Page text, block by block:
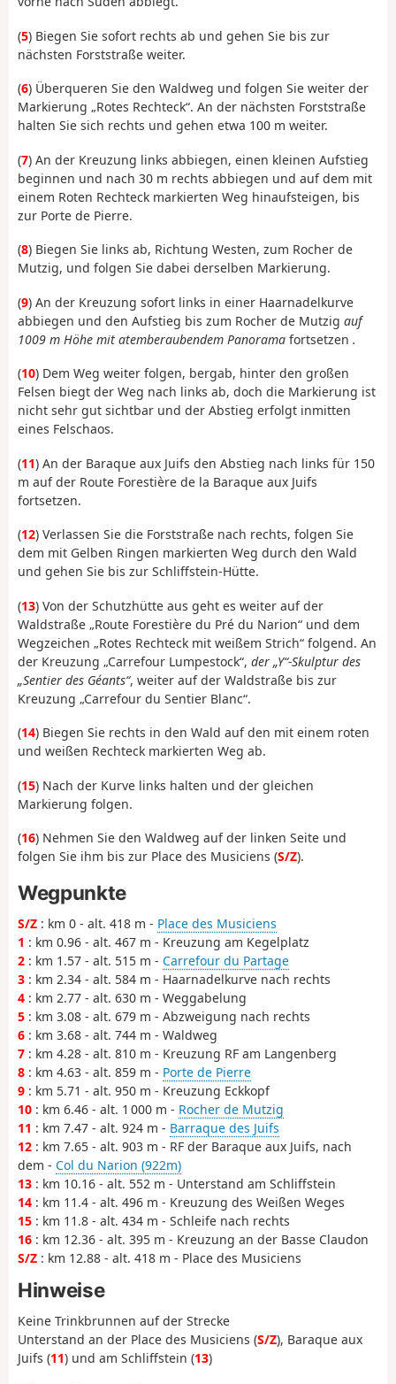
(5) Biegen Sie sofort rechts ab und gehen Sie bis zur
nächsten Forststraße weiter.
(6) Überqueren Sie den Waldweg und folgen Sie weiter der
Markierung „Rotes Rechteck“. An der nächsten Forststraße
halten Sie sich rechts und gehen etwa 100 m weiter.
(7) An der Kreuzung links abbiegen, einen kleinen Aufstieg
beginnen und nach 30 m rechts abbiegen und auf dem mit
einem Roten Rechteck markierten Weg hinaufsteigen, bis
zur Porte de Pierre.
(8) Biegen Sie links ab, Richtung Westen, zum Rocher de
Mutzig, und folgen Sie dabei derselben Markierung.
(9) An der Kreuzung sofort links in einer Haarnadelkurve
abbiegen und den Aufstieg bis zum Rocher de Mutzig auf
1009 m Höhe mit atemberaubendem Panorama fortsetzen .
(10) Dem Weg weiter folgen, bergab, hinter den großen
Felsen biegt der Weg nach links ab, doch die Markierung ist
nicht sehr gut sichtbar und der Abstieg erfolgt inmitten
eines Felschaos.
(11) An der Baraque aux Juifs den Abstieg nach links für 150
m auf der Route Forestière de la Baraque aux Juifs
fortsetzen.
(12) Verlassen Sie die Forststraße nach rechts, folgen Sie
dem mit Gelben Ringen markierten Weg durch den Wald
und gehen Sie bis zur Schliffstein-Hütte.
(13) Von der Schutzhütte aus geht es weiter auf der
Waldstraße „Route Forestière du Pré du Narion“ und dem
Wegzeichen „Rotes Rechteck mit weißem Strich“ folgend. An
der Kreuzung „Carrefour Lumpestock“, der „Y“-Skulptur des
„Sentier des Géants“, weiter auf der Waldstraße bis zur
Kreuzung „Carrefour du Sentier Blanc“.
(14) Biegen Sie rechts in den Wald auf den mit einem roten
und weißen Rechteck markierten Weg ab.
(15) Nach der Kurve links halten und der gleichen
Markierung folgen.
(16) Nehmen Sie den Waldweg auf der linken Seite und
folgen Sie ihm bis zur Place des Musiciens (S/Z).
Wegpunkte
S/Z : km 0 - alt. 418 m - Place des Musiciens
1 : km 0.96 - alt. 467 m - Kreuzung am Kegelplatz
2 : km 1.57 - alt. 515 m - Carrefour du Partage
3 : km 2.34 - alt. 584 m - Haarnadelkurve nach rechts
4 : km 2.77 - alt. 630 m - Weggabelung
5 : km 3.08 - alt. 679 m - Abzweigung nach rechts
6 : km 3.68 - alt. 744 m - Waldweg
7 : km 4.28 - alt. 810 m - Kreuzung RF am Langenberg
8 : km 4.63 - alt. 859 m - Porte de Pierre
9 : km 5.71 - alt. 950 m - Kreuzung Eckkopf
10 : km 6.46 - alt. 1 000 m - Rocher de Mutzig
11 : km 7.47 - alt. 924 m - Barraque des Juifs
12 : km 7.65 - alt. 903 m - RF der Baraque aux Juifs, nach
dem - Col du Narion (922m)
13 : km 10.16 - alt. 552 m - Unterstand am Schliffstein
14 : km 11.4 - alt. 496 m - Kreuzung des Weißen Weges
15 : km 11.8 - alt. 434 m - Schleife nach rechts
16 : km 12.36 - alt. 395 m - Kreuzung an der Basse Claudon
S/Z : km 12.88 - alt. 418 m - Place des Musiciens
Hinweise
Keine Trinkbrunnen auf der Strecke
Unterstand an der Place des Musiciens (S/Z), Baraque aux
Juifs (11) und am Schliffstein (13)